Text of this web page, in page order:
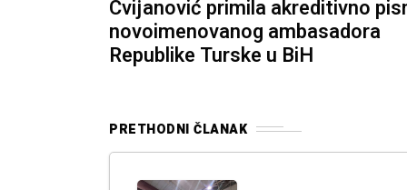
Cvijanović primila akreditivno
novoimenovanog ambasadora
Republike Turske u BiH
PRETHODNI ČLANAK